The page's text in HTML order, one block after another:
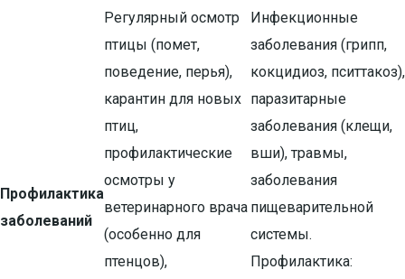
Профилактика
заболеваний
Регулярный осмотр
птицы (помет,
поведение, перья),
карантин для новых
птиц,
профилактические
осмотры у
ветеринарного врача
(особенно для
птенцов),
Инфекционные
заболевания (грипп,
кокцидиоз, пситтакоз),
паразитарные
заболевания (клещи,
вши), травмы,
заболевания
пищеварительной
системы.
Профилактика: